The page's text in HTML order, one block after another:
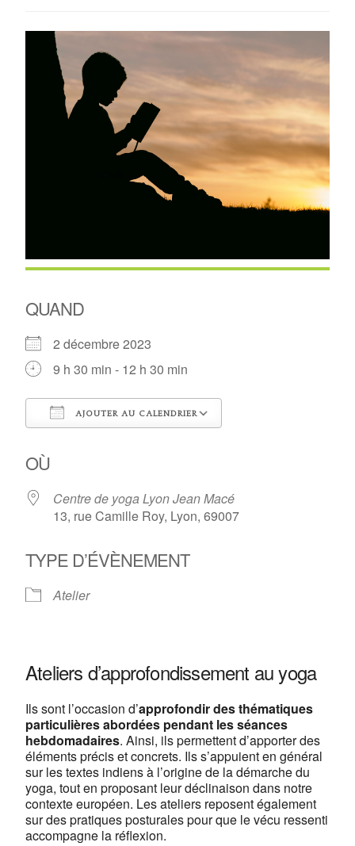
QUAND
2 décembre 2023
9 h 30 min - 12 h 30 min
AJOUTER AU CALENDRIER
OÙ
Centre de yoga Lyon Jean Macé
13, rue Camille Roy, Lyon, 69007
TYPE D’ÉVÈNEMENT
Atelier
Voir Évènements
Do you own this website? OK
Ateliers d’approfondissement au yoga
Ils sont l’occasion d’approfondir des thématiques
particulières abordées pendant les séances
hebdomadaires. Ainsi, ils permettent d’apporter des
éléments précis et concrets. Ils s’appuient en général
sur les textes indiens à l’origine de la démarche du
yoga, tout en proposant leur déclinaison dans notre
contexte européen. Les ateliers reposent également
sur des pratiques posturales pour que le vécu ressenti
accompagne la réflexion.